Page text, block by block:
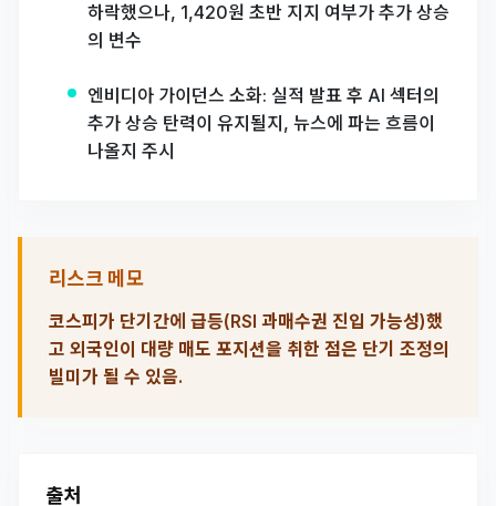
하락했으나, 1,420원 초반 지지 여부가 추가 상승
의 변수
엔비디아 가이던스 소화: 실적 발표 후 AI 섹터의
추가 상승 탄력이 유지될지, 뉴스에 파는 흐름이
나올지 주시
리스크 메모
코스피가 단기간에 급등(RSI 과매수권 진입 가능성)했
고 외국인이 대량 매도 포지션을 취한 점은 단기 조정의
빌미가 될 수 있음.
출처